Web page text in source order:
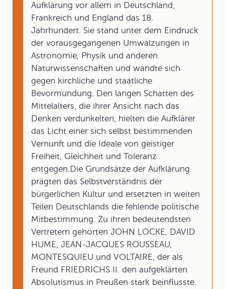
Aufklärung vor allem in Deutschland,
Frankreich und England das 18.
Jahrhundert. Sie stand unter dem Eindruck
der vorausgegangenen Umwälzungen in
Astronomie, Physik und anderen
Naturwissenschaften und wandte sich
gegen kirchliche und staatliche
Bevormundung. Den langen Schatten des
Mittelalters, die ihrer Ansicht nach das
Denken verdunkelten, hielten die Aufklärer
das Licht einer sich selbst bestimmenden
Vernunft und die Ideale von geistiger
Freiheit, Gleichheit und Toleranz
entgegen.Die Grundsätze der Aufklärung
prägten das Selbstverständnis der
bürgerlichen Kultur und ersetzten in weiten
Teilen Deutschlands die fehlende politische
Mitbestimmung. Zu ihren bedeutendsten
Vertretern gehörten JOHN LOCKE, DAVID
HUME, JEAN-JACQUES ROUSSEAU,
MONTESQUIEU und VOLTAIRE, der als
Freund FRIEDRICHS II. den aufgeklärten
Absolutismus in Preußen stark beinflusste.